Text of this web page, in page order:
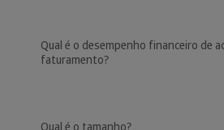
Qual é o desempenho financeiro de
faturamento?
Qual é o tamanho?